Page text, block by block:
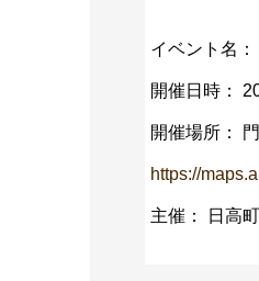
イベント名
開催日時：
開催場所：
https://
主催： 日高